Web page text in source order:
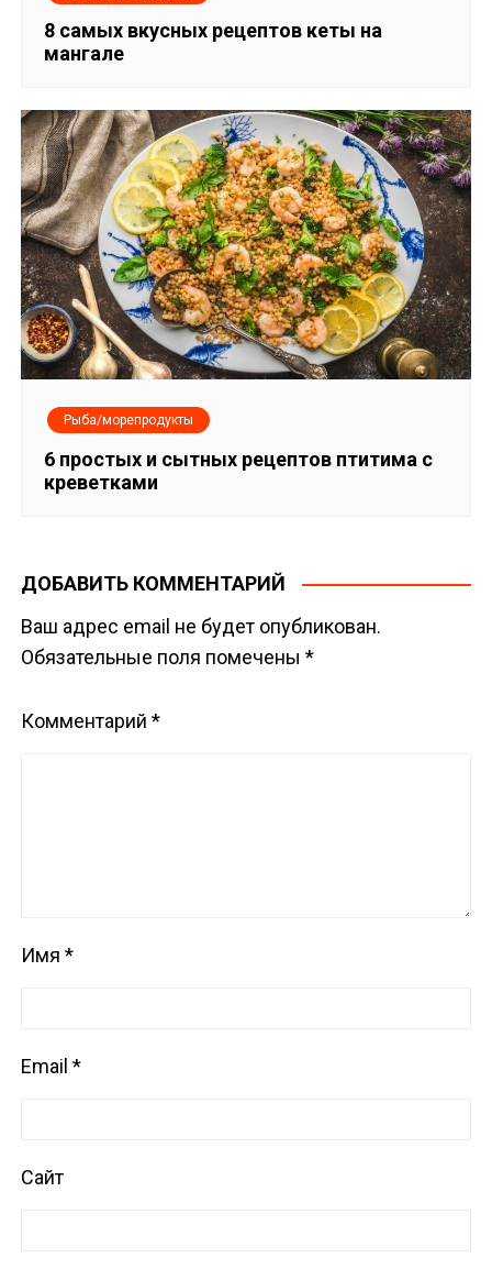
8 самых вкусных рецептов кеты на
мангале
Рыба/морепродукты
6 простых и сытных рецептов птитима с
креветками
ДОБАВИТЬ КОММЕНТАРИЙ
Ваш адрес email не будет опубликован.
Обязательные поля помечены*
Комментарий*
Имя*
Email*
Сайт